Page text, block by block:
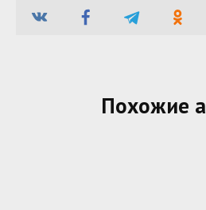
Похожие